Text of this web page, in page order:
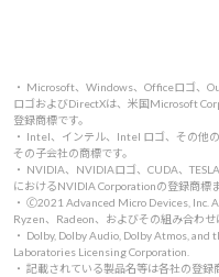
・ Microsoft、Windows、Officeロゴ、
ロゴおよびDirectXは、米国Microsoft
登録商標です。
・ Intel、インテル、Intel ロゴ、その他
その子会社の商標です。
・ NVIDIA、NVIDIAロゴ、CUDA、
におけるNVIDIA Corporationの登録商標
・ 🄫2021 Advanced Micro Devices, Inc.
Ryzen、Radeon、およびその組み合わせ
・ Dolby, Dolby Audio, Dolby Atmos,
Laboratories Licensing Corporation.
・ 記載されている製品名等は各社の登録